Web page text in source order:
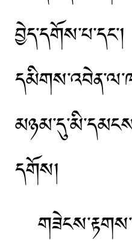
དགོས།